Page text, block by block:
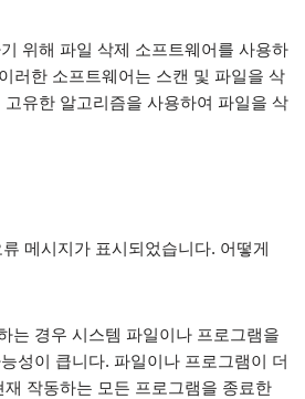
위해 파일 삭제 소프트웨어를 사용하
러한 소프트웨어는 스캔 및 파일을 삭
유한 알고리즘을 사용하여 파일을 삭
메시지가 표시되었습니다. 어떻게
는 경우 시스템 파일이나 프로그램을
성이 큽니다. 파일이나 프로그램이 더
작동하는 모든 프로그램을 종료한